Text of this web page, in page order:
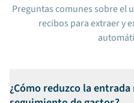
Preguntas comunes sobre el
recibos para extraer y
¿Cómo reduzco la